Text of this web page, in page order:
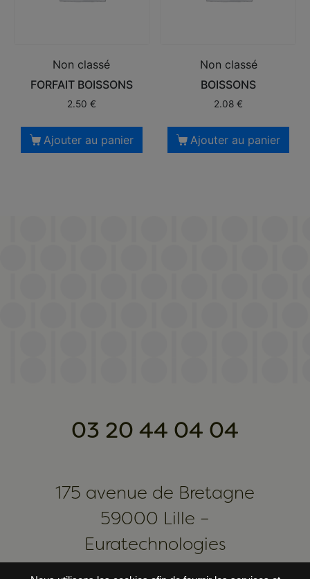
Non classé
FORFAIT BOISSONS
2.50 €
Ajouter au panier
Non classé
BOISSONS
2.08€
Ajouter au panier
03 20 44 04 04
175 avenue de Bretagne
59000 Lille –
Euratechnologies